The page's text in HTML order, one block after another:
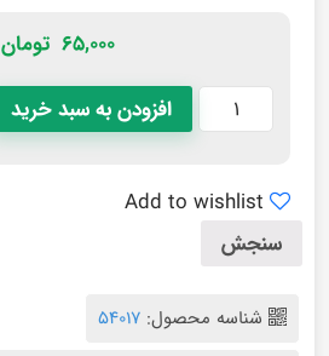
۶۵,۰۰۰ تومان
افزودن به سبد خرید
Add to wishlist
سنجش
شناسه محصول: ۵۴۰۱۷